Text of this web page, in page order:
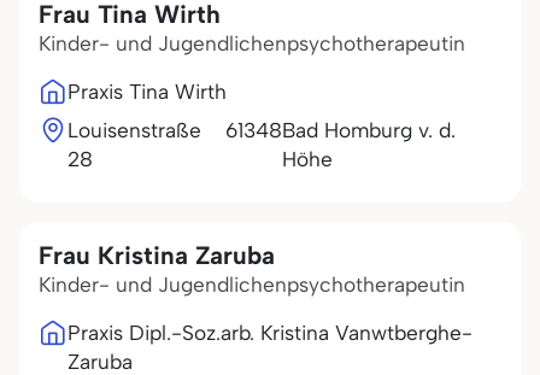
Frau Tina Wirth
Kinder- und Jugendlichenpsychotherapeutin
Praxis Tina Wirth
Louisenstraße
28
61348Bad Homburg v. d.
Höhe
Frau Kristina Zaruba
Kinder- und Jugendlichenpsychotherapeutin
Praxis Dipl.-Soz.arb. Kristina Vanwtberghe-
Zaruba